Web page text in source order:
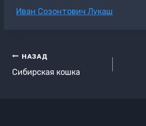
Метки
Иван Созонтович Лукаш
Навигация
по
НАЗАД
Сибирская кошка